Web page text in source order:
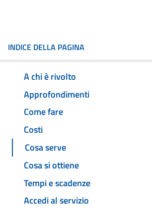
INDICE DELLA PAGINA
A chi è rivolto
Approfondimenti
Come fare
Costi
Cosa serve
Cosa si ottiene
Tempi e scadenze
Accedi al servizio